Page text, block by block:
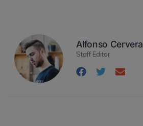
Alfonso Cervera
Staff Editor